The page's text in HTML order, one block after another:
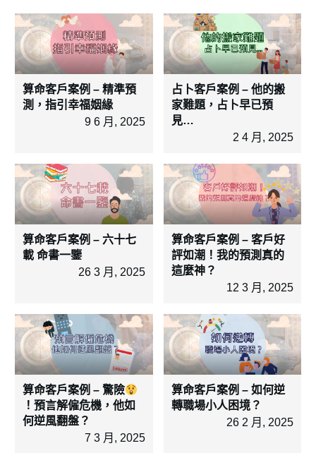
算命客戶案例 – 精準預
測，指引幸福姻緣
9 6 月, 2025
占卜客戶案例 – 他的搬
家難題，占卜早已預
見…
2 4 月, 2025
算命客戶案例 – 六十七
載 命書一鑒
26 3 月, 2025
算命客戶案例 – 客戶好
評如潮！我的預測真的
這麼神？
12 3 月, 2025
算命客戶案例 – 驚險
！預言解僱危機，他如
何逆風翻盤？
7 3 月, 2025
算命客戶案例 – 如何逆
轉職場小人困境？
26 2 月, 2025